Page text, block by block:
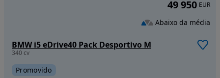
BMW i5 eDrive40 Pack Desportivo M
340 cv
Promovido
49 950 EUR
Abaixo da média